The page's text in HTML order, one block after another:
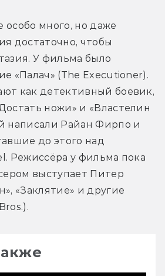
особо много, но даже
достаточно, чтобы
У фильма было
«Палач» (The Executioner).
как детективный боевик,
ножи» и «Властелин
написали Райан Фирпо и
до этого над
Режиссёра у фильма пока
выступает Питер
«Заклятие» и другие